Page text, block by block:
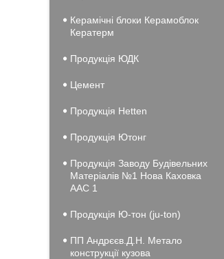
Керамічні блоки Керамоблок
Кератерм
Продукція ЮДК
Цемент
Продукція Hеtten
Продукція Ютонг
Продукція Заводу Будівельних
Матеріалів №1 Нова Каховка
ААС 1
Продукція Ю-тон (ju-ton)
ПП Андрєєв.Д.Н. Метало
конструкції кузова